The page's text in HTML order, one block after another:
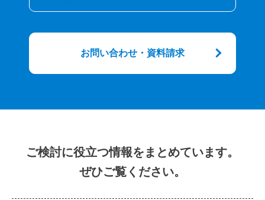
お問い合わせ・資料請求
ご検討に役立つ情報をまとめています。
ぜひご覧ください。